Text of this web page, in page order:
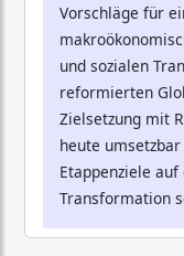
Vorschläge für
und sozialen
reformierten
Zielsetzung mit
heute
Etappenziele
Transformation